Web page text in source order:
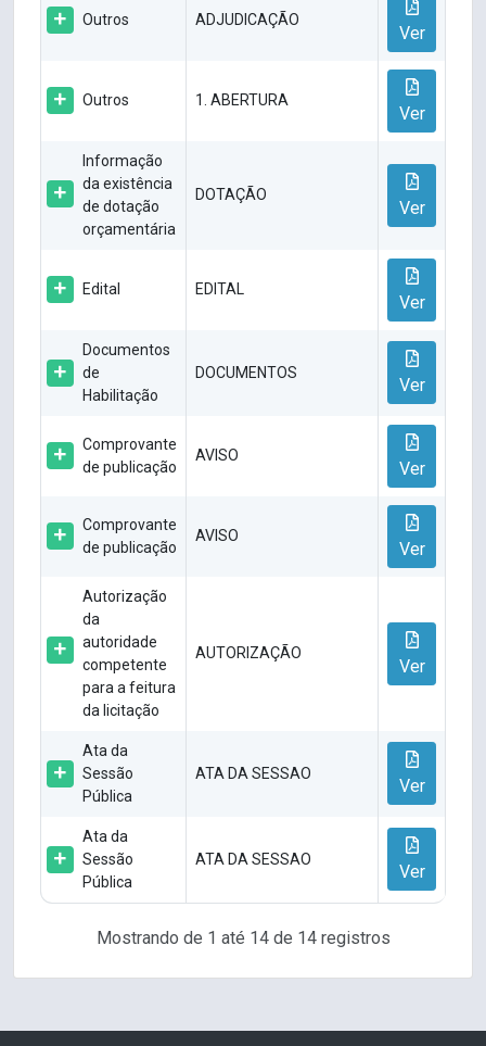
Outros ADJUDICAÇÃO
Ver
Outros 1. ABERTURA
Ver
Informação
da existência
de dotação
orçamentária
DOTAÇÃO
Ver
Edital EDITAL
Ver
Documentos
de
Habilitação
DOCUMENTOS
Ver
Comprovante
de publicação
AVISO
Ver
Comprovante
de publicação
AVISO
Ver
Autorização
da
autoridade
competente
para a feitura
da licitação
AUTORIZAÇÃO
Ver
Ata da
Sessão
Pública
ATA DA SESSAO
Ver
Ata da
Sessão
Pública
ATA DA SESSAO
Ver
Mostrando de 1 até 14 de 14 registros